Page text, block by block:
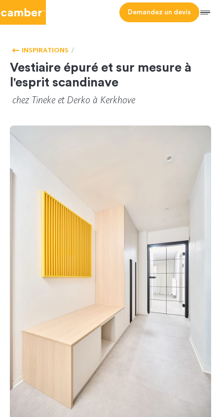
Demandez un devis Menu
HOMEPAGE
INSPIRATIONS
Vestiaire épuré et sur mesure à
l'esprit scandinave
chez Tineke et Derko à Kerkhove